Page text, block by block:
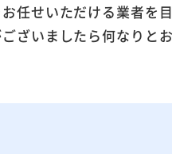
任せいただける業者を
ざいましたら何なりと